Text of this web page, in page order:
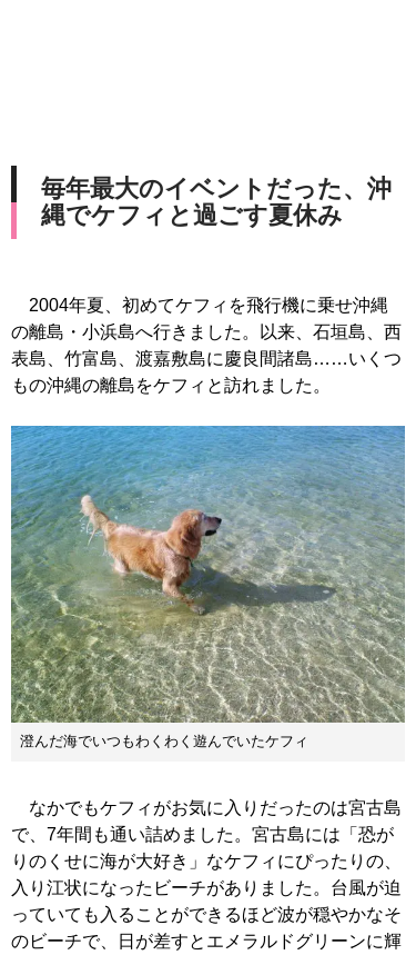
毎年最大のイベントだった、沖
縄でケフィと過ごす夏休み
2004年夏、初めてケフィを飛行機に乗せ沖縄
の離島・小浜島へ行きました。以来、石垣島、西
表島、竹富島、渡嘉敷島に慶良間諸島……いくつ
もの沖縄の離島をケフィと訪れました。
澄んだ海でいつもわくわく遊んでいたケフィ
なかでもケフィがお気に入りだったのは宮古島
で、7年間も通い詰めました。宮古島には「恐が
りのくせに海が大好き」なケフィにぴったりの、
入り江状になったビーチがありました。台風が迫
っていても入ることができるほど波が穏やかなそ
のビーチで、日が差すとエメラルドグリーンに輝